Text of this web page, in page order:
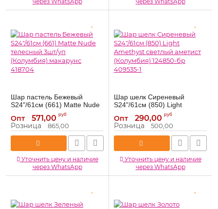
Шар пастель Бежевый
S24"/61см (661) Matte Nude
телесный 3шт/уп (Колумбия)
макарунс 418704
Артикул: 418704
Опт 571,00 руб
Розница 865,00
Уточнить цену и наличие
через WhatsApp
Шар шелк Сиреневый
S24"/61см (850) Light
Amethyst светлый аметист
(Колумбия) 124850-бр
409535-1
Артикул: 409535-1
Опт 290,00 руб
Розница 500,00
Уточнить цену и наличие
через WhatsApp